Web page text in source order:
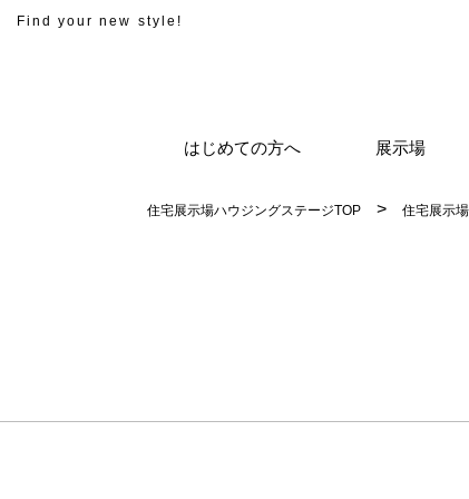
Find your new style!
はじめての方へ 展示場
住宅展示場ハウジングステージTOP 住宅展示